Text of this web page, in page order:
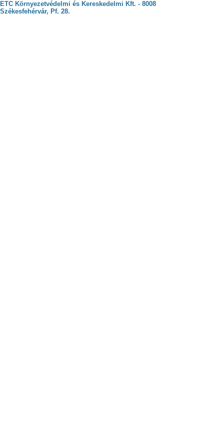
ETC Környezetvédelmi és Kereskedelmi Kft. - 8008
Székesfehérvár, Pf. 28.